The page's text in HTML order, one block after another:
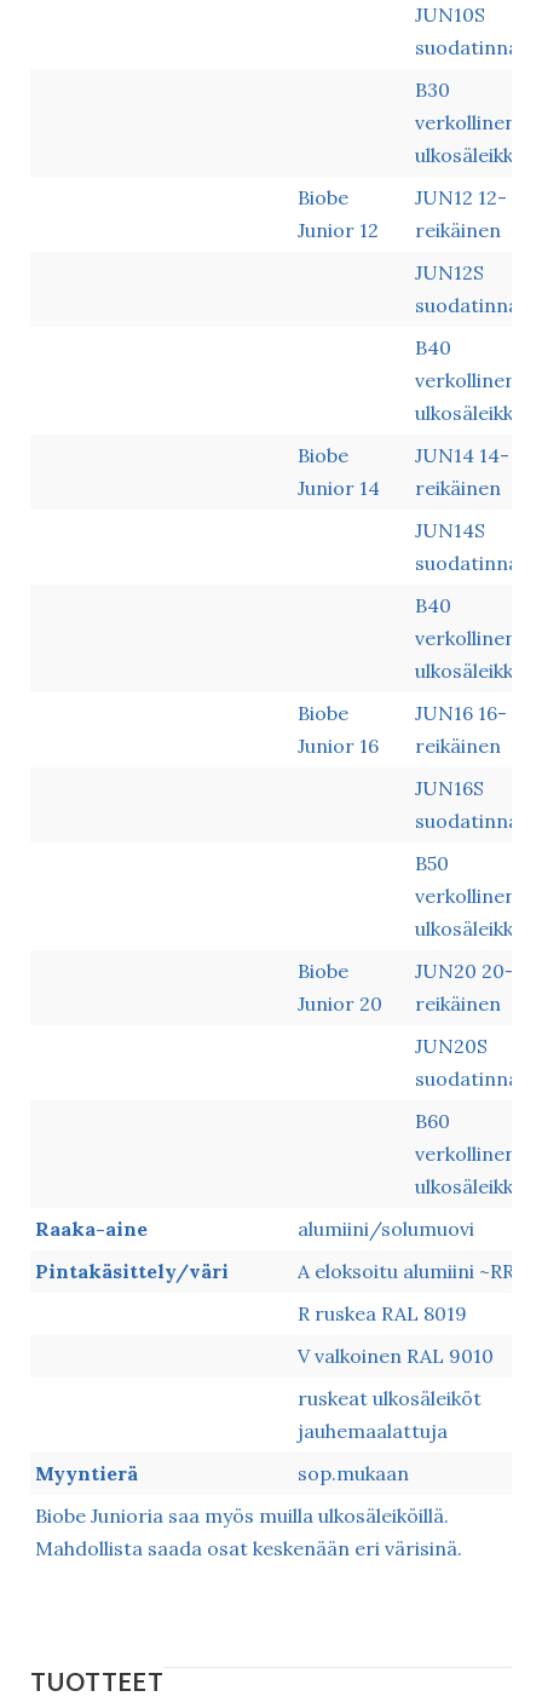
JUN10S
B30
verkollinen
ulkosäleikkö
Biobe
Junior 12
JUN12 12-
reikäinen
JUN12S
B40
verkollinen
ulkosäleikkö
Biobe
Junior 14
JUN14 14-
reikäinen
JUN14S
B40
verkollinen
ulkosäleikkö
Biobe
Junior 16
JUN16 16-
reikäinen
JUN16S
B50
verkollinen
ulkosäleikkö
Biobe
Junior 20
JUN20 20-
reikäinen
JUN20S
B60
verkollinen
ulkosäleikkö
Raaka-aine
alumiini/solumuovi
Pintakäsittely/väri
A eloksoitu alumiini ~RR21
R ruskea RAL 8019
V valkoinen RAL 9010
ruskeat ulkosäleiköt
jauhemaalattuja
Myyntierä
sop.mukaan
Biobe Junioria saa myös muilla ulkosäleiköillä.
Mahdollista saada osat keskenään eri värisinä.
TUOTTEET